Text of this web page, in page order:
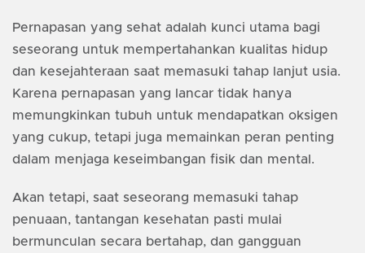
Pernapasan yang sehat adalah kunci utama bagi
seseorang untuk mempertahankan kualitas hidup
dan kesejahteraan saat memasuki tahap lanjut usia.
Karena pernapasan yang lancar tidak hanya
memungkinkan tubuh untuk mendapatkan oksigen
yang cukup, tetapi juga memainkan peran penting
dalam menjaga keseimbangan fisik dan mental.
Akan tetapi, saat seseorang memasuki tahap
penuaan, tantangan kesehatan pasti mulai
bermunculan secara bertahap, dan gangguan